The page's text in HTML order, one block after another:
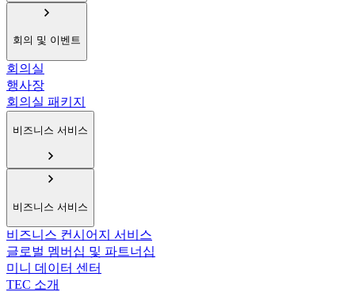
회의 및 이벤트
회의실
행사장
회의실 패키지
비즈니스 서비스
비즈니스 서비스
비즈니스 컨시어지 서비스
글로벌 멤버십 및 파트너십
미니 데이터 센터
TEC 소개